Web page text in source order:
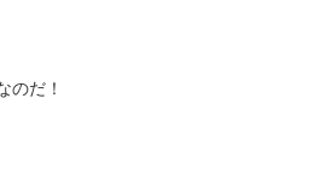
のだ！